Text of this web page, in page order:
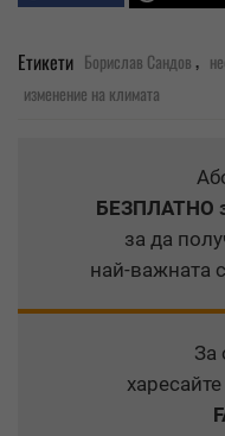
Етикети Борислав Сандов,
изменение на климата
БЕЗПЛАТНО
за да
най-важната
За